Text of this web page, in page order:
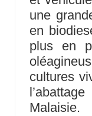
une
en
plus en
cultures
Malaisie.